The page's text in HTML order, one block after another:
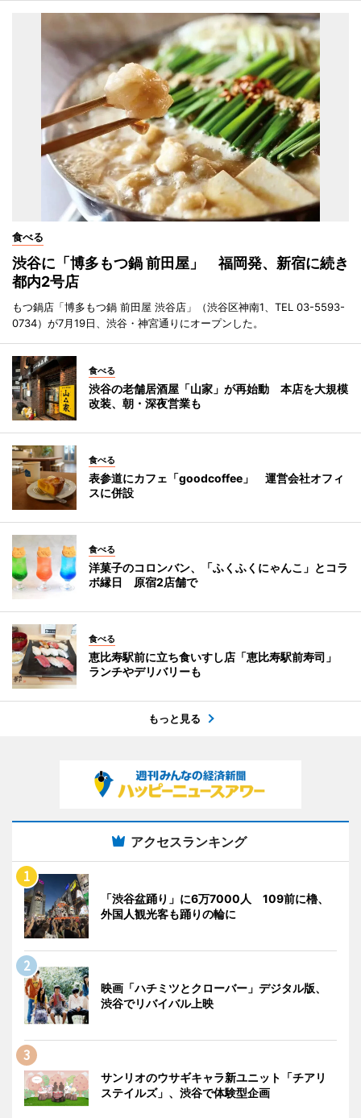
食べる
渋谷に「博多もつ鍋 前田屋」 福岡発、新宿に続き
都内2号店
もつ鍋店「博多もつ鍋 前田屋 渋谷店」（渋谷区神南1、TEL 03-5593-
0734）が7月19日、渋谷・神宮通りにオープンした。
食べる
渋谷の老舗居酒屋「山家」が再始動 本店を大規模
改装、朝・深夜営業も
食べる
表参道にカフェ「goodcoffee」 運営会社オフィ
スに併設
食べる
洋菓子のコロンバン、「ふくふくにゃんこ」とコラ
ボ縁日 原宿2店舗で
食べる
恵比寿駅前に立ち食いすし店「恵比寿駅前寿司」
ランチやデリバリーも
もっと見る
アクセスランキング
「渋谷盆踊り」に6万7000人 109前に櫓、
外国人観光客も踊りの輪に
映画「ハチミツとクローバー」デジタル版、
渋谷でリバイバル上映
サンリオのウサギキャラ新ユニット「チアリ
ステイルズ」、渋谷で体験型企画